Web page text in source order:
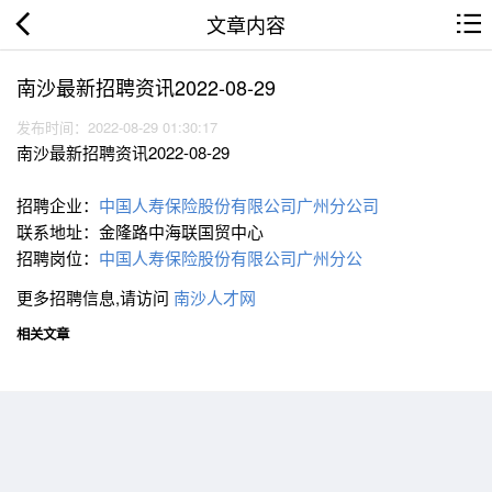
文章内容
南沙最新招聘资讯2022-08-29
发布时间：2022-08-29 01:30:17
南沙最新招聘资讯2022-08-29
招聘企业： 中国人寿保险股份有限公司广州分公司
联系地址：金隆路中海联国贸中心
招聘岗位： 中国人寿保险股份有限公司广州分公
更多招聘信息,请访问 南沙人才网
相关文章